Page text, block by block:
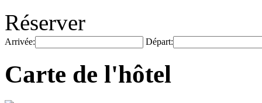
Réserver
Arrivée: Départ:
Carte de l'hôtel